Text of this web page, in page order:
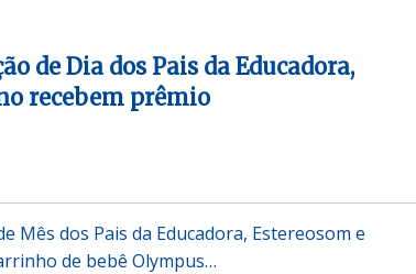
de Dia dos Pais da Educadora,
recebem prêmio
Mês dos Pais da Educadora, Estereosom e
de bebê Olympus…